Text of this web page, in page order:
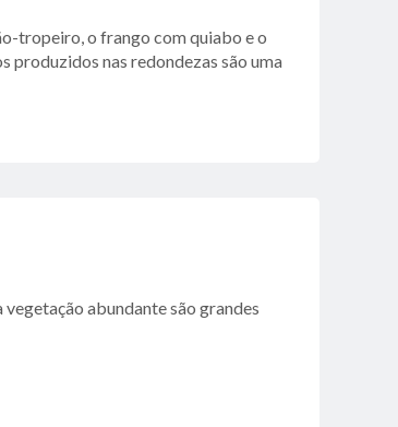
tropeiro, o frango com quiabo e o
produzidos nas redondezas são uma
abundante são grandes